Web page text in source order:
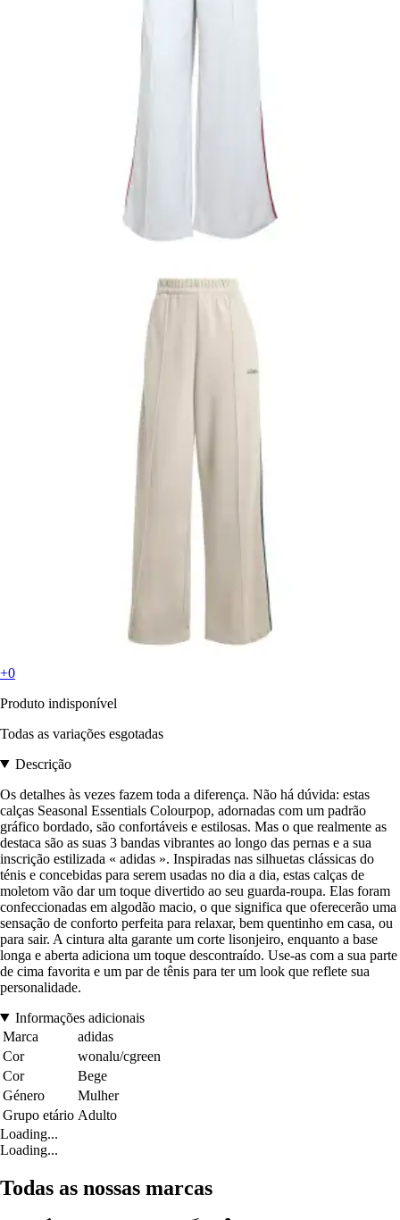
+0
Produto indisponível
Todas as variações esgotadas
Descrição
Os detalhes às vezes fazem toda a diferença. Não há dúvida: estas
calças Seasonal Essentials Colourpop, adornadas com um padrão
gráfico bordado, são confortáveis e estilosas. Mas o que realmente as
destaca são as suas 3 bandas vibrantes ao longo das pernas e a sua
inscrição estilizada « adidas ». Inspiradas nas silhuetas clássicas do
ténis e concebidas para serem usadas no dia a dia, estas calças de
moletom vão dar um toque divertido ao seu guarda-roupa. Elas foram
confeccionadas em algodão macio, o que significa que oferecerão uma
sensação de conforto perfeita para relaxar, bem quentinho em casa, ou
para sair. A cintura alta garante um corte lisonjeiro, enquanto a base
longa e aberta adiciona um toque descontraído. Use-as com a sua parte
de cima favorita e um par de tênis para ter um look que reflete sua
personalidade.
Informações adicionais
Marca
adidas
Cor
wonalu/cgreen
Cor
Bege
Género
Mulher
Grupo etário Adulto
Loading...
Loading...
Todas as nossas marcas